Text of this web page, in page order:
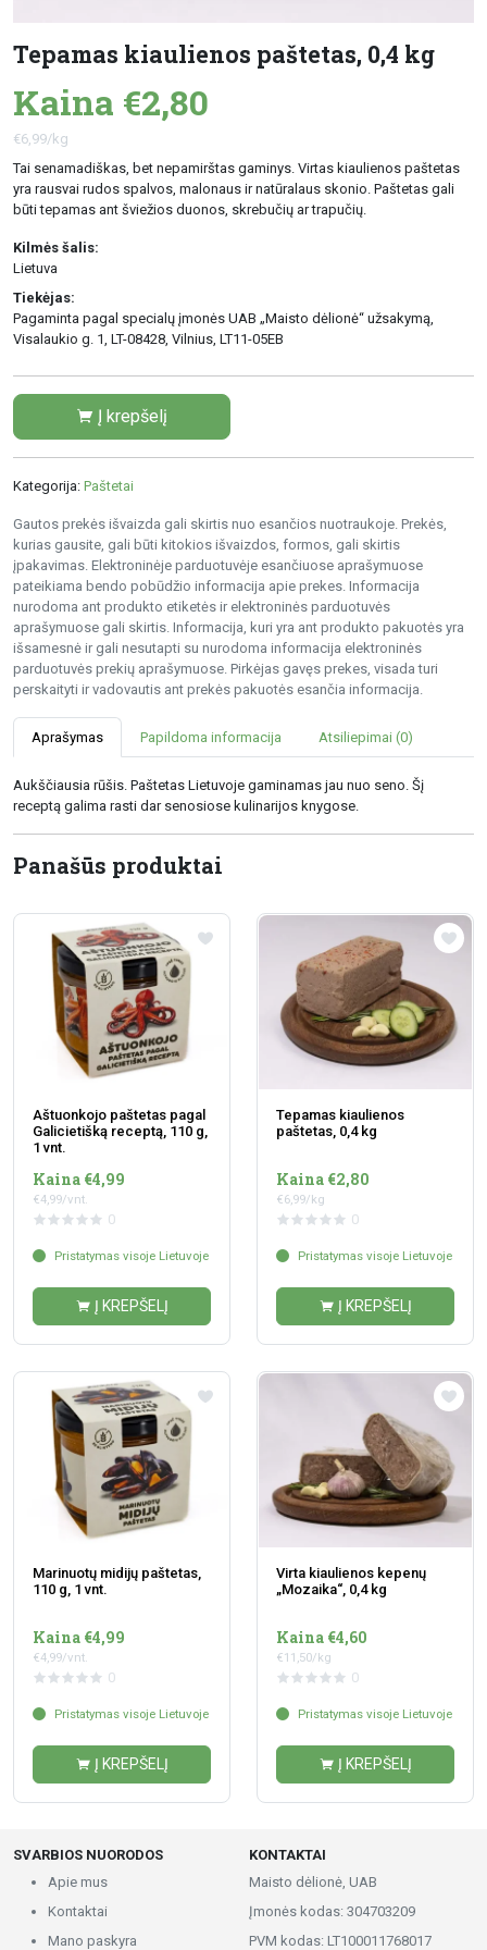
Tepamas kiaulienos paštetas, 0,4 kg
Kaina €2,80
€6,99/kg
Tai senamadiškas, bet nepamirštas gaminys. Virtas kiaulienos paštetas
yra rausvai rudos spalvos, malonaus ir natūralaus skonio. Paštetas gali
būti tepamas ant šviežios duonos, skrebučių ar trapučių.
Kilmės šalis:
Lietuva
Tiekėjas:
Pagaminta pagal specialų įmonės UAB „Maisto dėlionė“ užsakymą,
Visalaukio g. 1, LT-08428, Vilnius, LT11-05EB
Į krepšelį
Kategorija: Paštetai
Gautos prekės išvaizda gali skirtis nuo esančios nuotraukoje. Prekės,
kurias gausite, gali būti kitokios išvaizdos, formos, gali skirtis
įpakavimas. Elektroninėje parduotuvėje esančiuose aprašymuose
pateikiama bendo pobūdžio informacija apie prekes. Informacija
nurodoma ant produkto etiketės ir elektroninės parduotuvės
aprašymuose gali skirtis. Informacija, kuri yra ant produkto pakuotės yra
išsamesnė ir gali nesutapti su nurodoma informacija elektroninės
parduotuvės prekių aprašymuose. Pirkėjas gavęs prekes, visada turi
perskaityti ir vadovautis ant prekės pakuotės esančia informacija.
Aprašymas Papildoma informacija Atsiliepimai (0)
Aukščiausia rūšis. Paštetas Lietuvoje gaminamas jau nuo seno. Šį
receptą galima rasti dar senosiose kulinarijos knygose.
Panašūs produktai
Aštuonkojo paštetas pagal
Galicietišką receptą, 110 g,
1 vnt.
Kaina €4,99
€4,99/vnt.
0
Pristatymas visoje Lietuvoje
Į KREPŠELĮ
Tepamas kiaulienos
paštetas, 0,4 kg
Kaina €2,80
€6,99/kg
0
Pristatymas visoje Lietuvoje
Į KREPŠELĮ
Marinuotų midijų paštetas,
110 g, 1 vnt.
Kaina €4,99
€4,99/vnt.
0
Pristatymas visoje Lietuvoje
Į KREPŠELĮ
Virta kiaulienos kepenų
„Mozaika“, 0,4 kg
Kaina €4,60
€11,50/kg
0
Pristatymas visoje Lietuvoje
Į KREPŠELĮ
SVARBIOS NUORODOS
Apie mus
Kontaktai
Mano paskyra
KONTAKTAI
Maisto dėlionė, UAB
Įmonės kodas: 304703209
PVM kodas: LT100011768017